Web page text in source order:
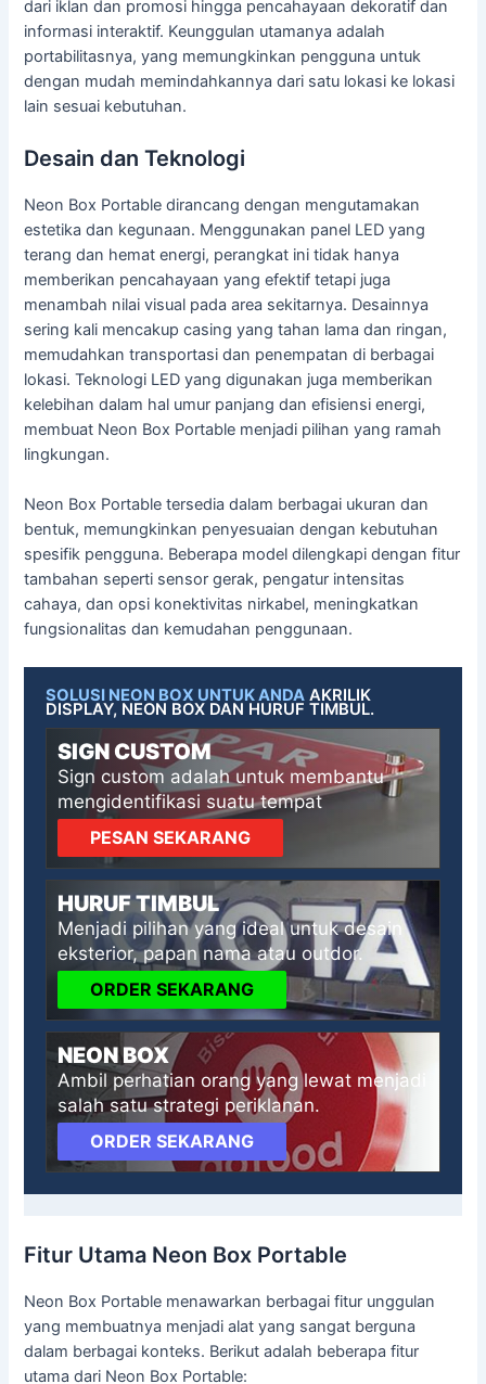
dari iklan dan promosi hingga pencahayaan dekoratif dan
informasi interaktif. Keunggulan utamanya adalah
portabilitasnya, yang memungkinkan pengguna untuk
dengan mudah memindahkannya dari satu lokasi ke lokasi
lain sesuai kebutuhan.
Desain dan Teknologi
Neon Box Portable dirancang dengan mengutamakan
estetika dan kegunaan. Menggunakan panel LED yang
terang dan hemat energi, perangkat ini tidak hanya
memberikan pencahayaan yang efektif tetapi juga
menambah nilai visual pada area sekitarnya. Desainnya
sering kali mencakup casing yang tahan lama dan ringan,
memudahkan transportasi dan penempatan di berbagai
lokasi. Teknologi LED yang digunakan juga memberikan
kelebihan dalam hal umur panjang dan efisiensi energi,
membuat Neon Box Portable menjadi pilihan yang ramah
lingkungan.
Neon Box Portable tersedia dalam berbagai ukuran dan
bentuk, memungkinkan penyesuaian dengan kebutuhan
spesifik pengguna. Beberapa model dilengkapi dengan fitur
tambahan seperti sensor gerak, pengatur intensitas
cahaya, dan opsi konektivitas nirkabel, meningkatkan
fungsionalitas dan kemudahan penggunaan.
SOLUSI NEON BOX UNTUK ANDA AKRILIK
DISPLAY, NEON BOX DAN HURUF TIMBUL.
SIGN CUSTOM
Sign custom adalah untuk membantu
mengidentifikasi suatu tempat
PESAN SEKARANG
HURUF TIMBUL
Menjadi pilihan yang ideal untuk desain
eksterior, papan nama atau outdor.
ORDER SEKARANG
NEON BOX
Ambil perhatian orang yang lewat menjadi
salah satu strategi periklanan.
ORDER SEKARANG
Fitur Utama Neon Box Portable
Neon Box Portable menawarkan berbagai fitur unggulan
yang membuatnya menjadi alat yang sangat berguna
dalam berbagai konteks. Berikut adalah beberapa fitur
utama dari Neon Box Portable: